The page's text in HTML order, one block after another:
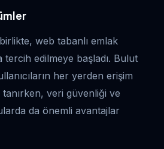
web tabanlı emlak
tercih edilmeye başladı. Bulut
her yerden erişim
tanırken, veri güvenliği ve
da önemli avantajlar